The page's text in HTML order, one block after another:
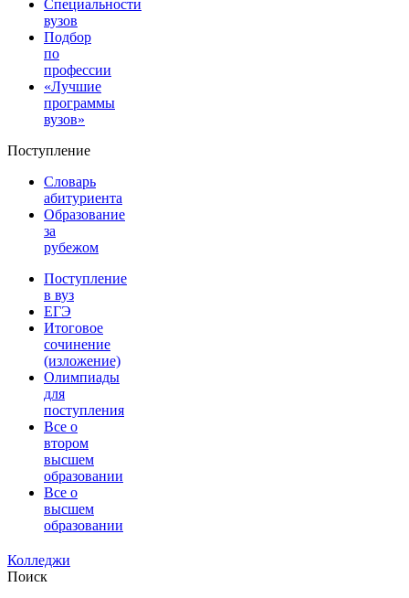
Специальности
вузов
Подбор
по
профессии
«Лучшие
программы
вузов»
Поступление
Словарь
абитуриента
Образование
за
рубежом
Поступление
в вуз
ЕГЭ
Итоговое
сочинение
(изложение)
Олимпиады
для
поступления
Все о
втором
высшем
образовании
Все о
высшем
образовании
Колледжи
Поиск